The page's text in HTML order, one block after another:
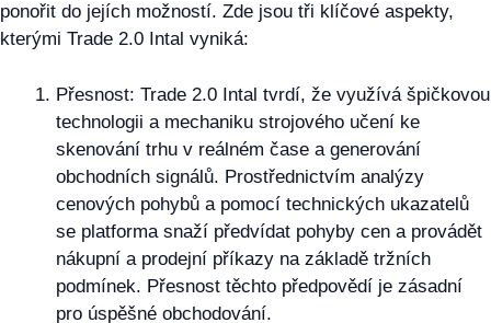
ponořit do jejích možností. Zde jsou tři klíčové aspekty,
kterými Trade 2.0 Intal vyniká:
Přesnost: Trade 2.0 Intal tvrdí, že využívá špičkovou
technologii a mechaniku strojového učení ke
skenování trhu v reálném čase a generování
obchodních signálů. Prostřednictvím analýzy
cenových pohybů a pomocí technických ukazatelů
se platforma snaží předvídat pohyby cen a provádět
nákupní a prodejní příkazy na základě tržních
podmínek. Přesnost těchto předpovědí je zásadní
pro úspěšné obchodování.